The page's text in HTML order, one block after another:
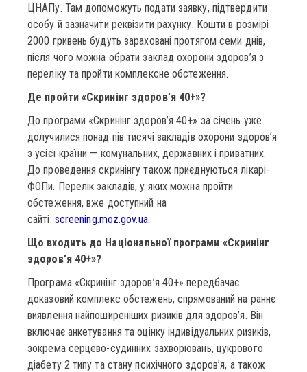
ЦНАПу. Там допоможуть подати заявку, підтвердити
особу й зазначити реквізити рахунку. Кошти в розмірі
2000 гривень будуть зараховані протягом семи днів,
після чого можна обрати заклад охорони здоров’я з
переліку та пройти комплексне обстеження.
Де пройти «Скринінг здоров’я 40+»?
До програми «Скринінг здоров’я 40+» за січень уже
долучилися понад пів тисячі закладів охорони здоров’я
з усієї країни — комунальних, державних і приватних.
До проведення скринінгу також приєднуються лікарі-
ФОПи. Перелік закладів, у яких можна пройти
обстеження, вже доступний на
сайті: screening.moz.gov.ua.
Що входить до Національної програми «Скринінг
здоров’я 40+»?
Програма «Скринінг здоров’я 40+» передбачає
доказовий комплекс обстежень, спрямований на раннє
виявлення найпоширеніших ризиків для здоров’я. Він
включає анкетування та оцінку індивідуальних ризиків,
зокрема серцево-судинних захворювань, цукрового
діабету 2 типу та стану психічного здоров’я, а також